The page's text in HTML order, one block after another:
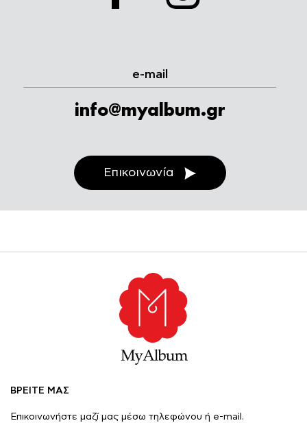
e-mail
info@myalbum.gr
Επικοινωνία
ΒΡΕΙΤΕ ΜΑΣ
Επικοινωνήστε μαζί μας μέσω τηλεφώνου ή e-mail.